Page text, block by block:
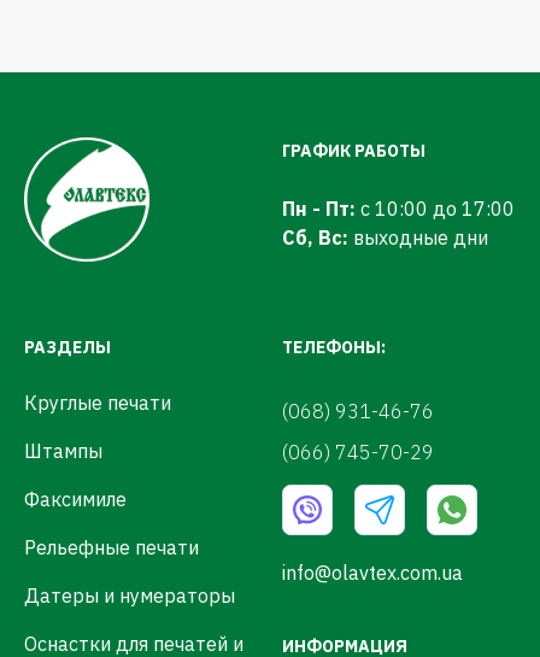
ГРАФИК РАБОТЫ
Пн - Пт: с 10:00 до 17:00
Сб, Вс: выходные дни
РАЗДЕЛЫ
Круглые печати
Штампы
Факсимиле
Рельефные печати
Датеры и нумераторы
Оснастки для печатей и
ТЕЛЕФОНЫ:
(068) 931-46-76
(066) 745-70-29
info@olavtex.com.ua
ИНФОРМАЦИЯ